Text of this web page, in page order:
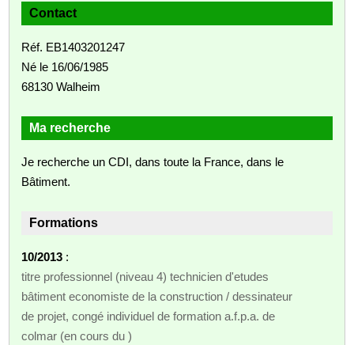
Contact
Réf. EB1403201247
Né le 16/06/1985
68130 Walheim
Ma recherche
Je recherche un CDI, dans toute la France, dans le
Bâtiment.
Formations
10/2013 :
titre professionnel (niveau 4) technicien d'etudes
bâtiment economiste de la construction / dessinateur
de projet, congé individuel de formation a.f.p.a. de
colmar (en cours du )